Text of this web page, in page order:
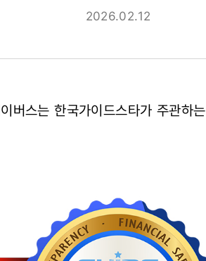
2026.02.12
버스는 한국가이드스타가 주관하